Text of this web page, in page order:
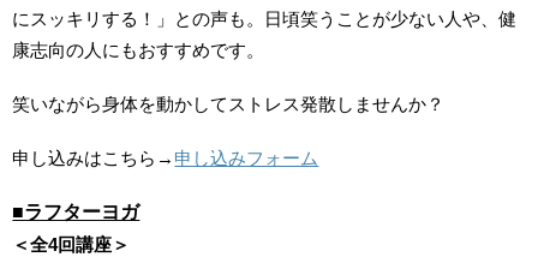
にスッキリする！」との声も。日頃笑うことが少ない人や、健
康志向の人にもおすすめです。
笑いながら身体を動かしてストレス発散しませんか？
申し込みはこちら→ 申し込みフォーム
■ラフターヨガ
＜全4回講座＞